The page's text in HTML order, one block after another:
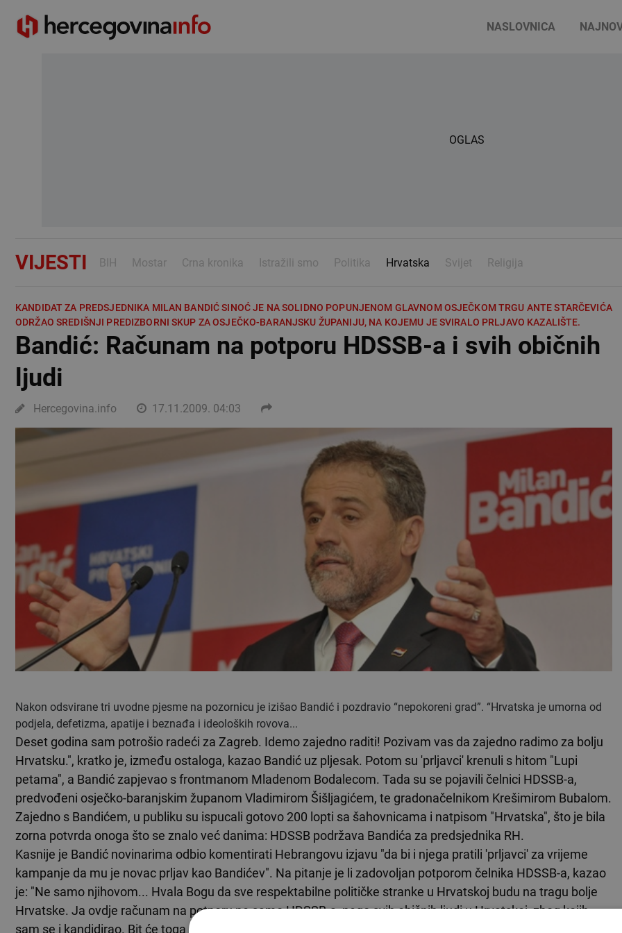
NASLOVNICA
OGLAS
VIJESTI BIH Mostar Crna kronika Istražili smo Politika Hrvatska Svijet Religija
KANDIDAT ZA PREDSJEDNIKA MILAN BANDIĆ SINOĆ JE NA SOLIDNO POPUNJENOM GLAVNOM OSJEČKOM TRGU ANTE STARČEVIĆA
ODRŽAO SREDIŠNJI PREDIZBORNI SKUP ZA OSJEČKO-BARANJSKU ŽUPANIJU, NA KOJEMU JE SVIRALO PRLJAVO KAZALIŠTE.
Bandić: Računam na potporu HDSSB-a i svih običnih
ljudi
Hercegovina.info 17.11.2009. 04:03
Nakon odsvirane tri uvodne pjesme na pozornicu je izišao Bandić i pozdravio “nepokoreni grad”. “Hrvatska je umorna od
podjela, defetizma, apatije i beznađa i ideoloških rovova...
Deset godina sam potrošio radeći za Zagreb. Idemo zajedno raditi! Pozivam vas da zajedno radimo za bolju
Hrvatsku.", kratko je, između ostaloga, kazao Bandić uz pljesak. Potom su 'prljavci' krenuli s hitom "Lupi
petama", a Bandić zapjevao s frontmanom Mladenom Bodalecom. Tada su se pojavili čelnici HDSSB-a,
predvođeni osječko-baranjskim županom Vladimirom Šišljagićem, te gradonačelnikom Krešimirom Bubalom.
Zajedno s Bandićem, u publiku su ispucali gotovo 200 lopti sa šahovnicama i natpisom "Hrvatska", što je bila
zorna potvrda onoga što se znalo već danima: HDSSB podržava Bandića za predsjednika RH.
Kasnije je Bandić novinarima odbio komentirati Hebrangovu izjavu "da bi i njega pratili 'prljavci' za vrijeme
kampanje da mu je novac prljav kao Bandićev". Na pitanje je li zadovoljan potporom čelnika HDSSB-a, kazao
je: "Ne samo njihovom... Hvala Bogu da sve respektabilne političke stranke u Hrvatskoj budu na tragu bolje
Hrvatske. Ja ovdje računam na potporu ne samo HDSSB-a, nego svih običnih ljudi u Hrvatskoj, zbog kojih
sam se i kandidirao. Bit će toga još nakon prvog kruga. Strpite se, vidjet ćete". Na novinarski upit zašto su